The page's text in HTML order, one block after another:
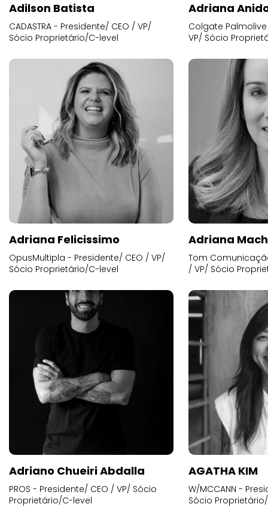
Adilson Batista
CADASTRA - Presidente/ CEO / VP/
Sócio Proprietário/C-level
Adriana
Colgate
VP/ Sócio
Adriana Felicissimo
OpusMultipla - Presidente/ CEO / VP/
Sócio Proprietário/C-level
Adriana
Tom
/ VP/ Sócio
Adriano Chueiri Abdalla
PROS - Presidente/ CEO / VP/ Sócio
Proprietário/C-level
AGATHA KIM
W/MCCANN -
Sócio